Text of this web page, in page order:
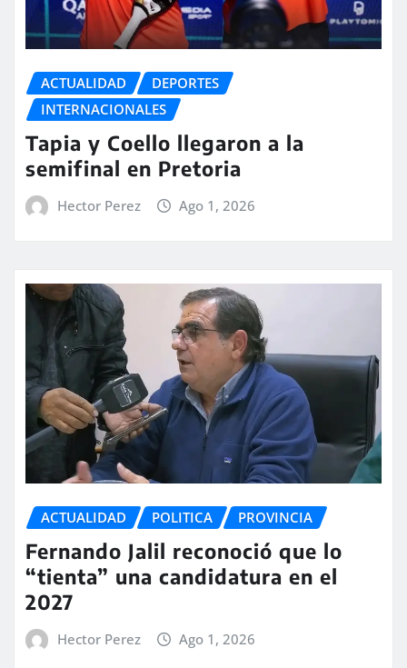
ACTUALIDAD
DEPORTES
INTERNACIONALES
Tapia y Coello llegaron a la
semifinal en Pretoria
Hector Perez Ago 1, 2026
ACTUALIDAD POLITICA PROVINCIA
Fernando Jalil reconoció que lo
“tienta” una candidatura en el
2027
Hector Perez Ago 1, 2026